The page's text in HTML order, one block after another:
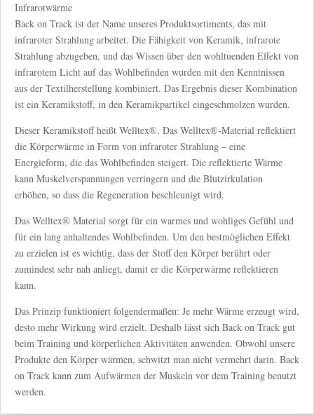
Infrarotwärme
Back on Track ist der Name unseres Produktsortiments, das mit
infraroter Strahlung arbeitet. Die Fähigkeit von Keramik, infrarote
Strahlung abzugeben, und das Wissen über den wohltuenden Effekt von
infrarotem Licht auf das Wohlbefinden wurden mit den Kenntnissen
aus der Textilherstellung kombiniert. Das Ergebnis dieser Kombination
ist ein Keramikstoff, in den Keramikpartikel eingeschmolzen wurden.
Dieser Keramikstoff heißt Welltex®. Das Welltex®-Material reflektiert
die Körperwärme in Form von infraroter Strahlung – eine
Energieform, die das Wohlbefinden steigert. Die reflektierte Wärme
kann Muskelverspannungen verringern und die Blutzirkulation
erhöhen, so dass die Regeneration beschleunigt wird.
Das Welltex® Material sorgt für ein warmes und wohliges Gefühl und
für ein lang anhaltendes Wohlbefinden. Um den bestmöglichen Effekt
zu erzielen ist es wichtig, dass der Stoff den Körper berührt oder
zumindest sehr nah anliegt, damit er die Körperwärme reflektieren
kann.
Das Prinzip funktioniert folgendermaßen: Je mehr Wärme erzeugt wird,
desto mehr Wirkung wird erzielt. Deshalb lässt sich Back on Track gut
beim Training und körperlichen Aktivitäten anwenden. Obwohl unsere
Produkte den Körper wärmen, schwitzt man nicht vermehrt darin. Back
on Track kann zum Aufwärmen der Muskeln vor dem Training benutzt
werden.